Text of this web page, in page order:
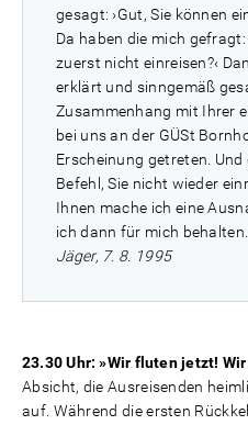
gesagt: ›Gut, Sie können
Da haben die mich
zuerst nicht einreisen?‹
erklärt und sinngemäß
Zusammenhang mit Ihrer
bei uns an der GÜSt
Erscheinung getreten.
Befehl, Sie nicht wieder
Ihnen mache ich eine
ich dann für mich
Jäger, 7. 8. 1995
23.30 Uhr: »Wir fluten jetzt!
Absicht, die Ausreisenden
auf. Während die ersten